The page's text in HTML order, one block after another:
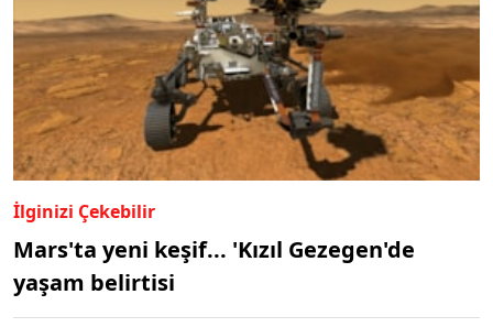
İlginizi Çekebilir
Mars'ta yeni keşif... 'Kızıl Gezegen'de
yaşam belirtisi